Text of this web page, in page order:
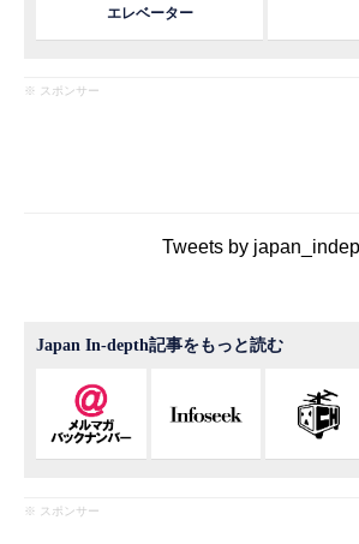
エレベーター
※ スポンサー
Tweets by
Japan In-depth記事をもっと読む
※ スポンサー